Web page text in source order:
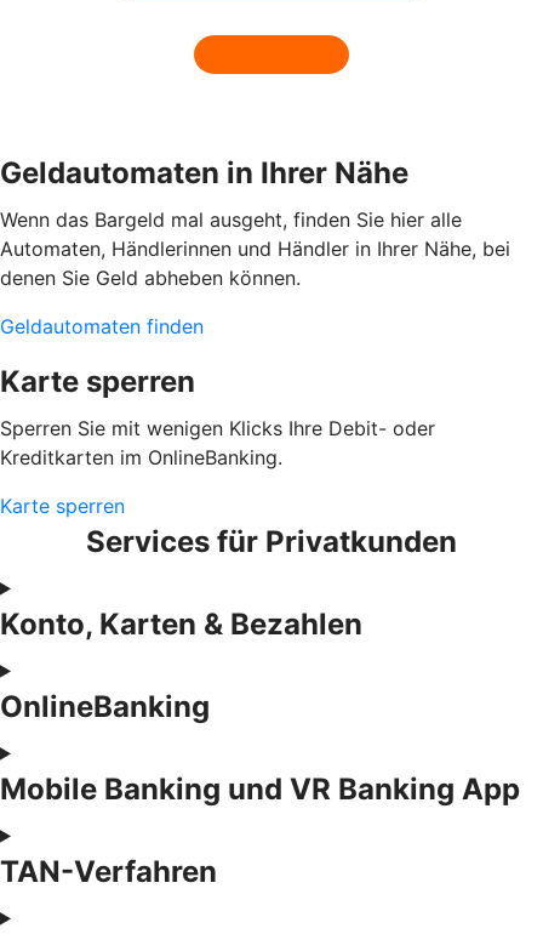
Geldautomaten in Ihrer Nähe
Wenn das Bargeld mal ausgeht, finden Sie hier alle
Automaten, Händlerinnen und Händler in Ihrer Nähe, bei
denen Sie Geld abheben können.
Geldautomaten finden
Karte sperren
Sperren Sie mit wenigen Klicks Ihre Debit- oder
Kreditkarten im OnlineBanking.
Karte sperren
Services für Privatkunden
Konto, Karten & Bezahlen
OnlineBanking
Mobile Banking und VR Banking App
TAN-Verfahren